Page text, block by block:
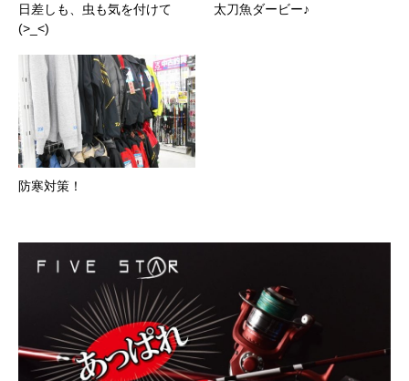
日差しも、虫も気を付けて
(>_<)
太刀魚ダービー♪
防寒対策！